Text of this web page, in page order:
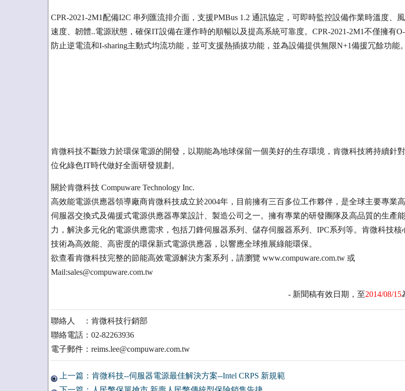
CPR-2021-2M1配備I2C 串列匯流排介面，支援PMBus 1.2 通訊協定，可即時監控設備作業時溫度、
速度、韌體..電源狀態，確保IT設備在運作時的順暢以及提高系統可靠度。CPR-2021-2M1不僅擁有
防止逆電流和I-sharing主動式均流功能，並可支援熱插拔功能，並為設備提供無限N+1備援冗餘功能。
肯微科技不斷致力於環保電源的開發，以期能為地球保留一個美好的生存環境，肯微科技將持續針
位化綠色IT時代做好全面研發規劃。
關於肯微科技 Compuware Technology Inc.
高效能電源供應器領導廠商肯微科技成立於2004年，目前擁有三百多位工作夥伴，是全球主要專業
伺服器交換式及備援式電源供應器專業設計、製造公司之一。擁有專業的研發團隊及高品質的生產能
力，解決多元化的電源供應需求，包括刀鋒伺服器系列、儲存伺服器系列、IPC系列等。肯微科技核
技術為高效能、高密度的環保新式電源供應器，以響應全球推展綠能環保。
欲查看肯微科技完整的節能高效電源解決方案系列，請瀏覽 www.compuware.com.tw 或
Mail:sales@compuware.com.tw
- 新聞稿有效日期，至2014/08/15
聯絡人 ：肯微科技行銷部
聯絡電話：02-82263936
電子郵件：reims.lee@compuware.com.tw
上一篇：肯微科技--伺服器電源最佳解決方案--Intel CRPS 新規範